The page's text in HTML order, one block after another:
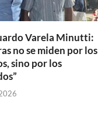
Varela Minutti:
no se miden por los
sino por los